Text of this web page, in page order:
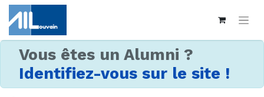
Vous êtes un Alumni ?
Identifiez-vous sur le site !